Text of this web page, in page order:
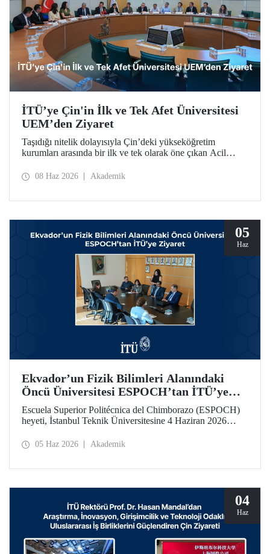
İTÜ’ye Çin'in İlk ve Tek Afet Üniversitesi
UEM’den Ziyaret
Taşıdığı nitelik dolayısıyla Çin’deki yükseköğretim
kurumları arasında bir ilk ve tek olarak öne çıkan Acil
Management – UEM) heyeti, İTÜ’ye ziyarette bulundu.
08 Haz 2026 Akademik
05
Haz
Ekvador’un Fizik Bilimleri Alanındaki
Öncü Üniversitesi ESPOCH’tan İTÜ’ye
Ziyaret
Escuela Superior Politécnica del Chimborazo (ESPOCH)
heyeti, İstanbul Teknik Üniversitesine 4 Haziran 2026
05 Haz 2026 Akademik
04
Haz